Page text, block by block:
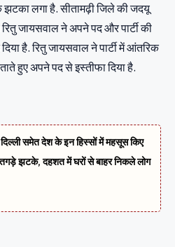
लगा है. सीतामढ़ी जिले की जदयू
रितु जायसवाल ने अपने पद और पार्टी की
है. रितु जायसवाल ने पार्टी में आंतरिक
हुए अपने पद से इस्तीफा दिया है.
समेत देश के इन हिस्सों में महसूस किए
झटके, दहशत में घरों से बाहर निकले लोग